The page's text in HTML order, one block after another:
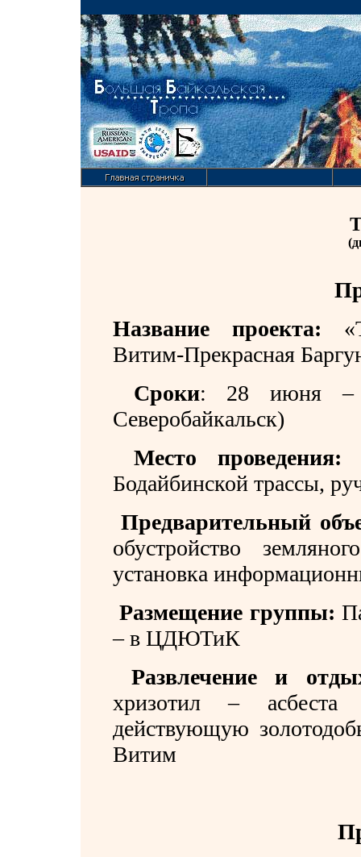
Название проекта:
Витим-Прекрасная
Сроки:
28 июня –
Северобайкальск)
Место проведения:
Бодайбинской трассы,
Предварительный
обустройство
установка
Размещение группы:
– в ЦДЮТиК
Развлечение и
хризотил – асбеста
действующую
Витим